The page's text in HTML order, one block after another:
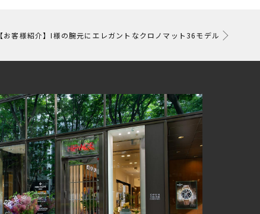
【お客様紹介】I様の腕元にエレガントなクロノマット36モデル